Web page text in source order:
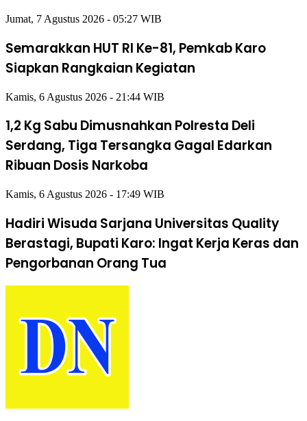
Jumat, 7 Agustus 2026 - 05:27 WIB
Semarakkan HUT RI Ke-81, Pemkab Karo
Siapkan Rangkaian Kegiatan
Kamis, 6 Agustus 2026 - 21:44 WIB
1,2 Kg Sabu Dimusnahkan Polresta Deli
Serdang, Tiga Tersangka Gagal Edarkan
Ribuan Dosis Narkoba
Kamis, 6 Agustus 2026 - 17:49 WIB
Hadiri Wisuda Sarjana Universitas Quality
Berastagi, Bupati Karo: Ingat Kerja Keras dan
Pengorbanan Orang Tua